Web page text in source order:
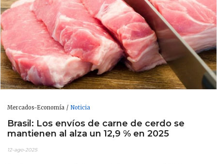
Mercados-Economía Noticia
Brasil: Los envíos de carne de cerdo se
mantienen al alza un 12,9 % en 2025
12-ago-2025